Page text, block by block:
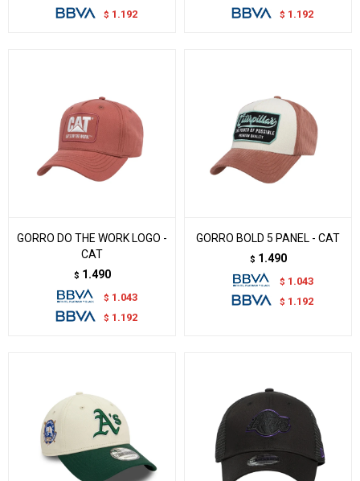
$ 1.192 $ 1.192
GORRO DO THE WORK LOGO -
CAT
$ 1.490
$ 1.043
$ 1.192
GORRO BOLD 5 PANEL - CAT
$ 1.490
$ 1.043
$ 1.192